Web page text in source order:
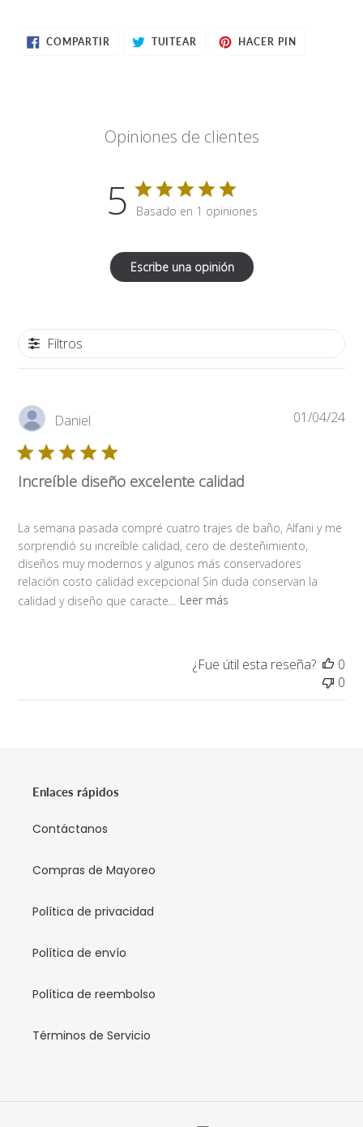
COMPARTIR COMPARTIR
EN
TUITEAR TUITEARHACER PINPINEAR
EN
Opiniones de clientes
5 Basado en 1 opiniones
Escribe una opinión
Filtros
Daniel
Increíble diseño excelente calidad
La semana pasada compré cuatro trajes de baño, Alfani y me
sorprendió su increíble calidad, cero de desteñimiento,
diseños muy modernos y algunos más conservadores
relación costo calidad excepcional Sin duda conservan la
calidad y diseño que caracte...
Leer más
01/04/24
¿Fue útil esta reseña?
0
0
Enlaces rápidos
Contáctanos
Compras de Mayoreo
Política de privacidad
Política de envío
Política de reembolso
Términos de Servicio